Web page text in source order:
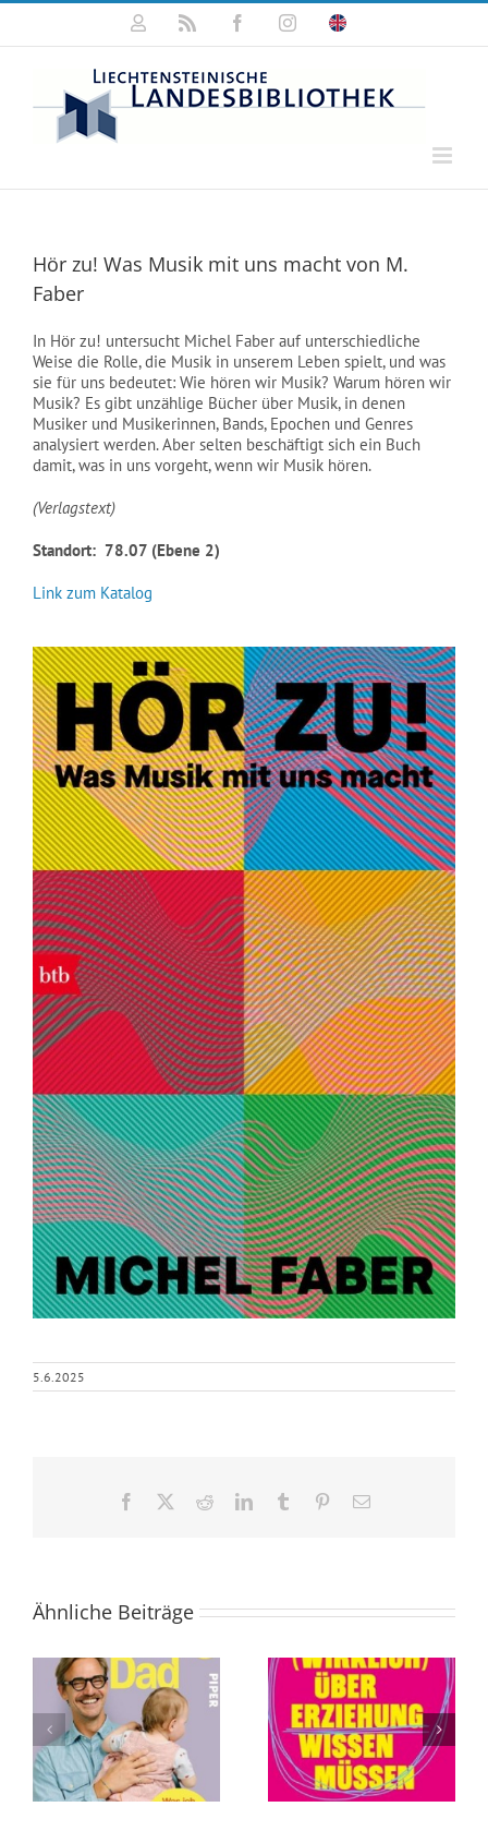
Zum
springen
Mein
FacebookInstagram
Click
Hör zu! Was Musik mit uns macht von M.
Faber
In Hör zu! untersucht Michel Faber auf unterschiedliche
Weise die Rolle, die Musik in unserem Leben spielt, und was
sie für uns bedeutet: Wie hören wir Musik? Warum hören wir
Musik? Es gibt unzählige Bücher über Musik, in denen
Musiker und Musikerinnen, Bands, Epochen und Genres
analysiert werden. Aber selten beschäftigt sich ein Buch
damit, was in uns vorgeht, wenn wir Musik hören.
(Verlagstext)
Standort: 78.07 (Ebene 2)
Link zum Katalog
5.6.2025
Facebook RedditLinkedInTumblr Pinterest
E-
Ähnliche Beiträge
Was Sie (wirklich)
über Erziehung
wissen müssen
von Tillman
Prüfer
Die Abschaffung
des Todes von
Andreas
Eschbach